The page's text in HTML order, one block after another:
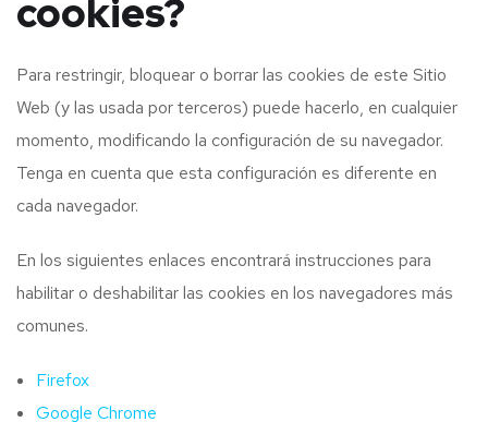
cookies?
Para restringir, bloquear o borrar las cookies de este Sitio
Web (y las usada por terceros) puede hacerlo, en cualquier
momento, modificando la configuración de su navegador.
Tenga en cuenta que esta configuración es diferente en
cada navegador.
En los siguientes enlaces encontrará instrucciones para
habilitar o deshabilitar las cookies en los navegadores más
comunes.
Firefox
Google Chrome